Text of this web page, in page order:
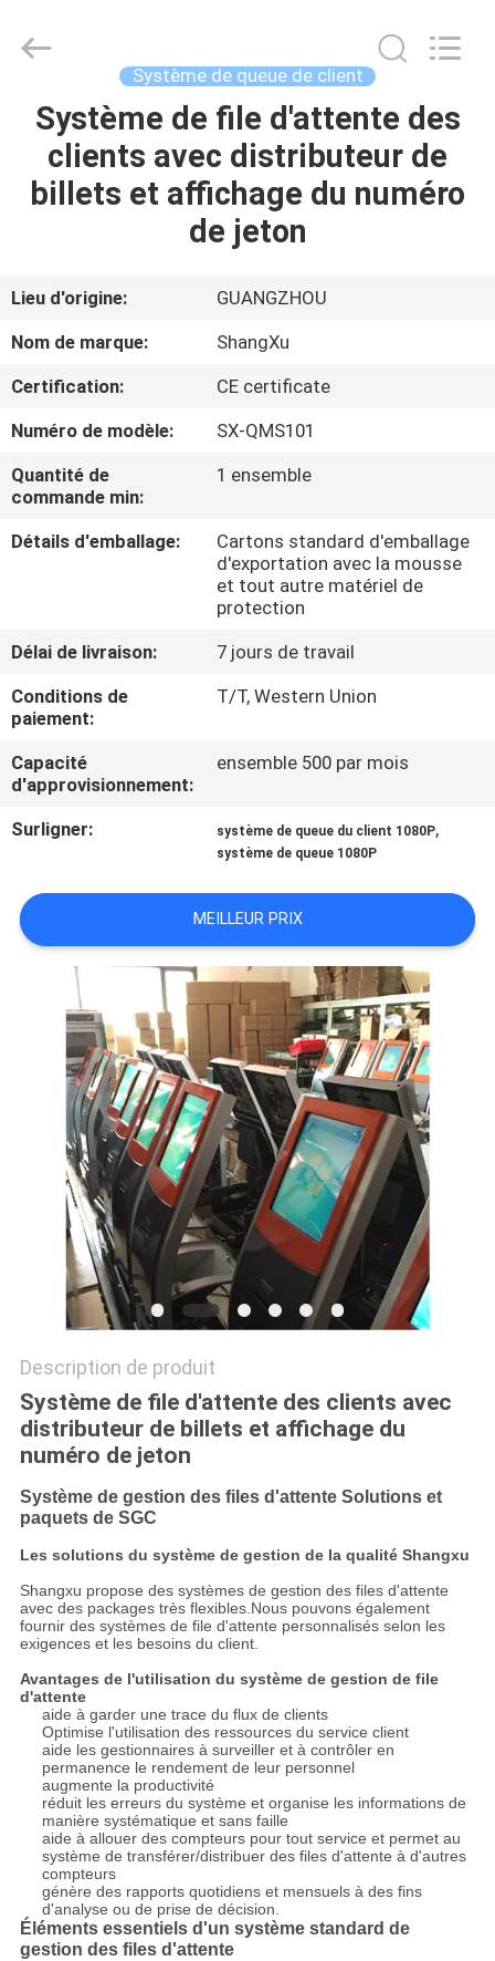
MAISON
PRODUITS
SUJET
DE
NOUS
VISITE
D'USINE
CONTRÔLE
CONTACTEZ-
NOUS
NOUVELLES
UNE
CITATION
PLAN
PRIVACY
POLICY
ShangXu
Technology
Reserved.
Developed
Système de queue de client
Système de file d'attente des
clients avec distributeur de
billets et affichage du numéro
de jeton
Lieu d'origine:
GUANGZHOU
Nom de marque:
ShangXu
Certification:
CE certificate
Numéro de modèle:
SX-QMS101
Quantité de
commande min:
1 ensemble
Détails d'emballage:
Cartons standard d'emballage
d'exportation avec la mousse
et tout autre matériel de
protection
Délai de livraison:
7 jours de travail
Conditions de
paiement:
T/T, Western Union
Capacité
d'approvisionnement:
ensemble 500 par mois
Surligner: système de queue du client 1080P,
système de queue 1080P
MEILLEUR PRIX
Description de produit
Système de file d'attente des clients avec
distributeur de billets et affichage du
numéro de jeton
Système de gestion des files d'attente Solutions et
paquets de SGC
Les solutions du système de gestion de la qualité Shangxu
Shangxu propose des systèmes de gestion des files d'attente
avec des packages très flexibles.Nous pouvons également
fournir des systèmes de file d'attente personnalisés selon les
exigences et les besoins du client.
Avantages de l'utilisation du système de gestion de file
d'attente
aide à garder une trace du flux de clients
Optimise l'utilisation des ressources du service client
aide les gestionnaires à surveiller et à contrôler en
permanence le rendement de leur personnel
augmente la productivité
réduit les erreurs du système et organise les informations de
manière systématique et sans faille
aide à allouer des compteurs pour tout service et permet au
système de transférer/distribuer des files d'attente à d'autres
compteurs
génère des rapports quotidiens et mensuels à des fins
d'analyse ou de prise de décision.
Éléments essentiels d'un système standard de
gestion des files d'attente